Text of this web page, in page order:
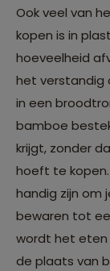
Ook veel van
kopen is in
hoeveelheid
het verstandig
in een
bamboe
krijgt, zonder
hoeft te
handig zijn om
bewaren tot
wordt het eten
de plaats van